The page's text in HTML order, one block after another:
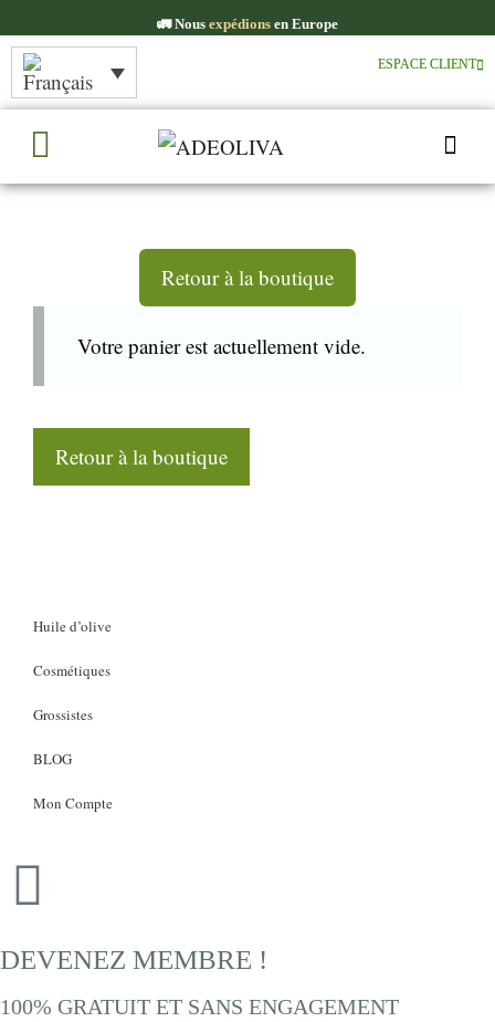
🚛​ Nous expédions en Europe
ESPACE CLIENT
Retour à la boutique
Votre panier est actuellement vide.
Retour à la boutique
Huile d’olive
Cosmétiques
Grossistes
BLOG
Mon Compte
DEVENEZ MEMBRE !
100% GRATUIT ET SANS ENGAGEMENT